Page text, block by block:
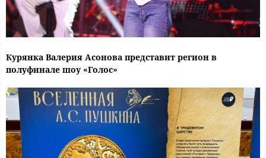
Курянка Валерия Асонова представит регион в
полуфинале шоу «Голос»